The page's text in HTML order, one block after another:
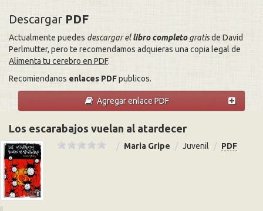
Descargar PDF
Actualmente puedes descargar ellibro completogratisde David
Perlmutter, pero te recomendamos adquieras una copia legal de
Alimenta tu cerebro en PDF.
Recomiendanos enlaces PDFpublicos.
Agregar enlace PDF
Los escarabajos vuelan al atardecer
Maria Gripe Juvenil PDF